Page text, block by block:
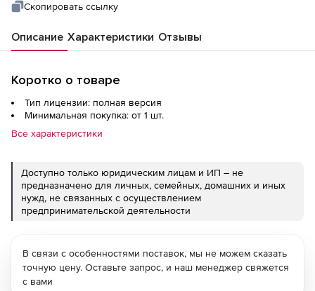
Скопировать ссылку
Описание Характеристики Отзывы
Коротко о товаре
Тип лицензии: полная версия
Минимальная покупка: от 1 шт.
Все характеристики
Доступно только юридическим лицам и ИП – не
предназначено для личных, семейных, домашних и иных
нужд, не связанных с осуществлением
предпринимательской деятельности
В связи с особенностями поставок, мы не можем сказать
точную цену. Оставьте запрос, и наш менеджер свяжется
с вами